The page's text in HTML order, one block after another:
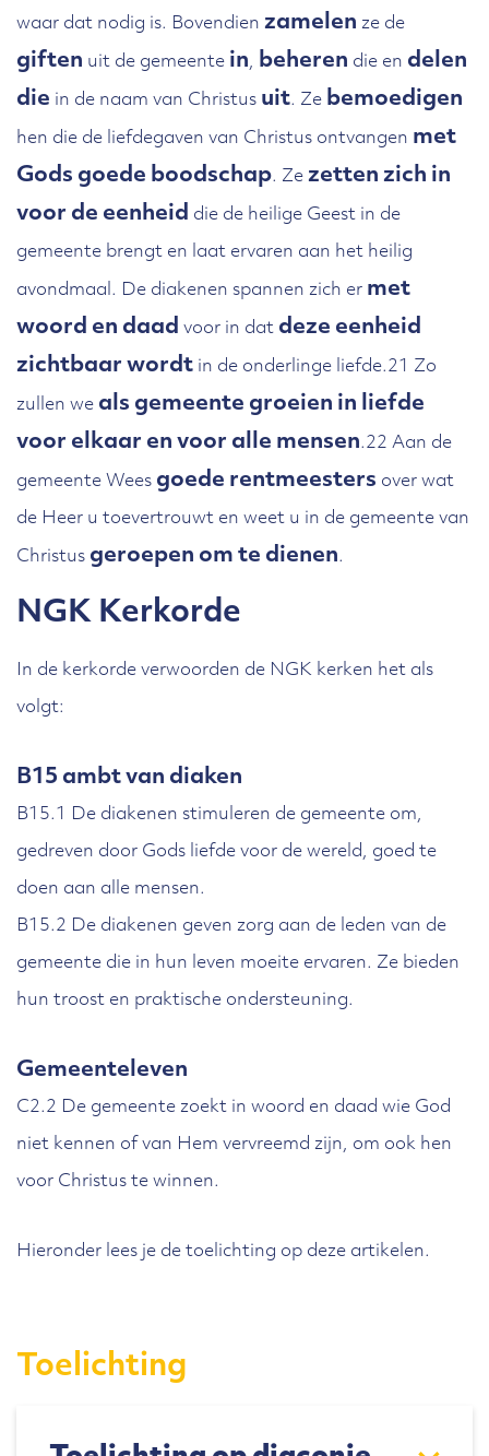
waar dat nodig is. Bovendien zamelen ze de
giften uit de gemeente in, beheren die en delen
die in de naam van Christus uit. Ze bemoedigen
hen die de liefdegaven van Christus ontvangen met
Gods goede boodschap. Ze zetten zich in
voor de eenheid die de heilige Geest in de
gemeente brengt en laat ervaren aan het heilig
avondmaal. De diakenen spannen zich er met
woord en daad voor in dat deze eenheid
zichtbaar wordt in de onderlinge liefde.21 Zo
zullen we als gemeente groeien in liefde
voor elkaar en voor alle mensen.22 Aan de
gemeente Wees goede rentmeesters over wat
de Heer u toevertrouwt en weet u in de gemeente van
Christus geroepen om te dienen.
NGK Kerkorde
In de kerkorde verwoorden de NGK kerken het als
volgt:
B15 ambt van diaken
B15.1 De diakenen stimuleren de gemeente om,
gedreven door Gods liefde voor de wereld, goed te
doen aan alle mensen.
B15.2 De diakenen geven zorg aan de leden van de
gemeente die in hun leven moeite ervaren. Ze bieden
hun troost en praktische ondersteuning.
Gemeenteleven
C2.2 De gemeente zoekt in woord en daad wie God
niet kennen of van Hem vervreemd zijn, om ook hen
voor Christus te winnen.
Hieronder lees je de toelichting op deze artikelen.
Toelichting